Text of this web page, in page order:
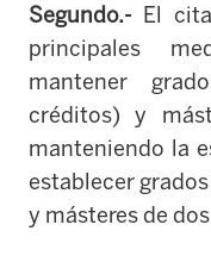
Segundo.- El
principales
mantener
créditos) y
manteniendo la
establecer
y másteres de